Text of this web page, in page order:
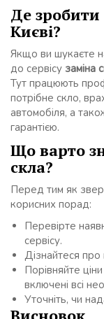
Де зробити
Києві?
Якщо ви шукаєте
до сервісу заміна
Тут працюють
потрібне скло,
автомобіля, а
гарантією.
Що варто
скла?
Перед тим як
корисних порад:
Перевірте
сервісу.
Дізнайтеся про
Порівняйте
включені всі
Уточніть, чи